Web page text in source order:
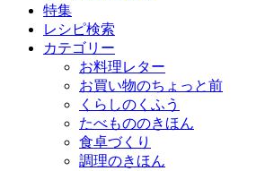
特集
レシピ検索
カテゴリー
お料理レター
お買い物のちょっと前
くらしのくふう
たべもののきほん
食卓づくり
調理のきほん